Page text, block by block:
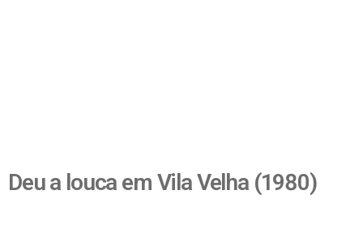
Deu a louca em Vila Velha (1980)